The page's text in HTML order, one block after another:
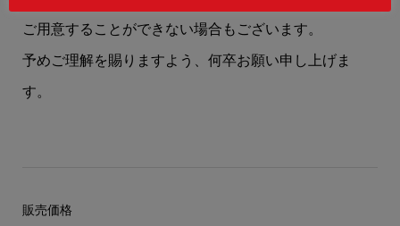
ご用意することができない場合もございます。
予めご理解を賜りますよう、何卒お願い申し上げま
す。
販売価格